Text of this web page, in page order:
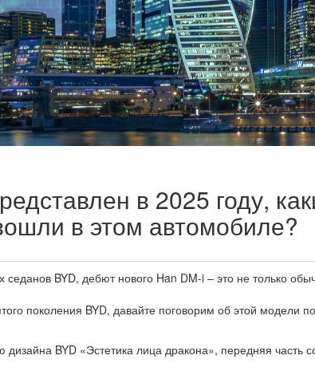
в 2025 году,
в этом автомобиле?
седанов BYD, дебют нового Han DM-i – это не только
поколения BYD, давайте поговорим об этой модели
BYD «Эстетика лица дракона», передняя часть